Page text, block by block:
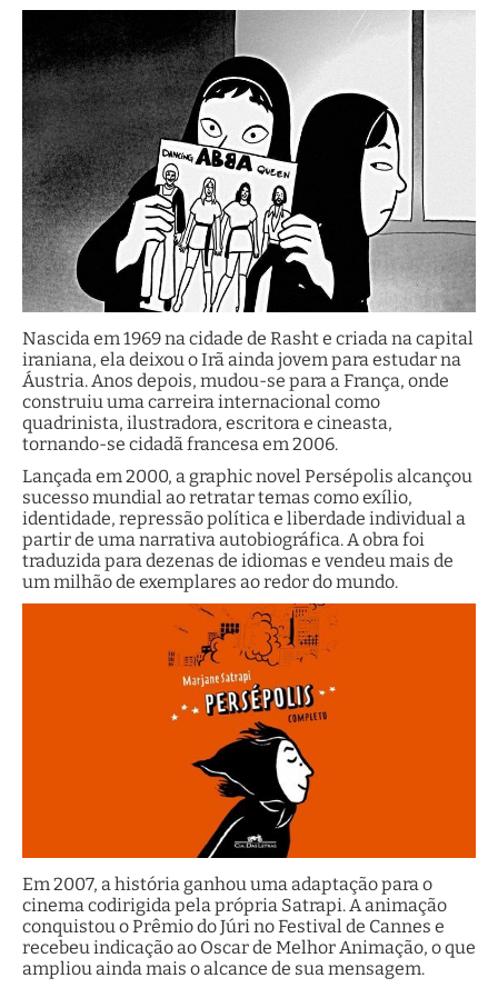
Nascida em 1969 na cidade de Rasht e criada na capital
iraniana, ela deixou o Irã ainda jovem para estudar na
Áustria. Anos depois, mudou-se para a França, onde
construiu uma carreira internacional como
quadrinista, ilustradora, escritora e cineasta,
tornando-se cidadã francesa em 2006.
Lançada em 2000, a graphic novel Persépolis alcançou
sucesso mundial ao retratar temas como exílio,
identidade, repressão política e liberdade individual a
partir de uma narrativa autobiográfica. A obra foi
traduzida para dezenas de idiomas e vendeu mais de
um milhão de exemplares ao redor do mundo.
Em 2007, a história ganhou uma adaptação para o
cinema codirigida pela própria Satrapi. A animação
conquistou o Prêmio do Júri no Festival de Cannes e
recebeu indicação ao Oscar de Melhor Animação, o que
ampliou ainda mais o alcance de sua mensagem.